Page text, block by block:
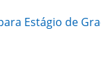
Estágio de